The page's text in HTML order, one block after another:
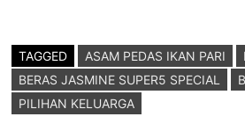
TAGGED ASAM PEDAS IKAN PARI
BERAS JASMINE SUPER5 SPECIAL
PILIHAN KELUARGA